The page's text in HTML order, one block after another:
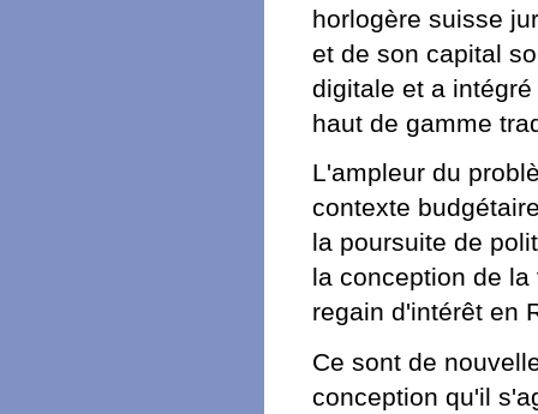
horlogère suisse
et de son capital
digitale et a
haut de gamme
L'ampleur du
contexte
la poursuite de
la conception de
regain d'intérêt en
Ce sont de
conception qu'il